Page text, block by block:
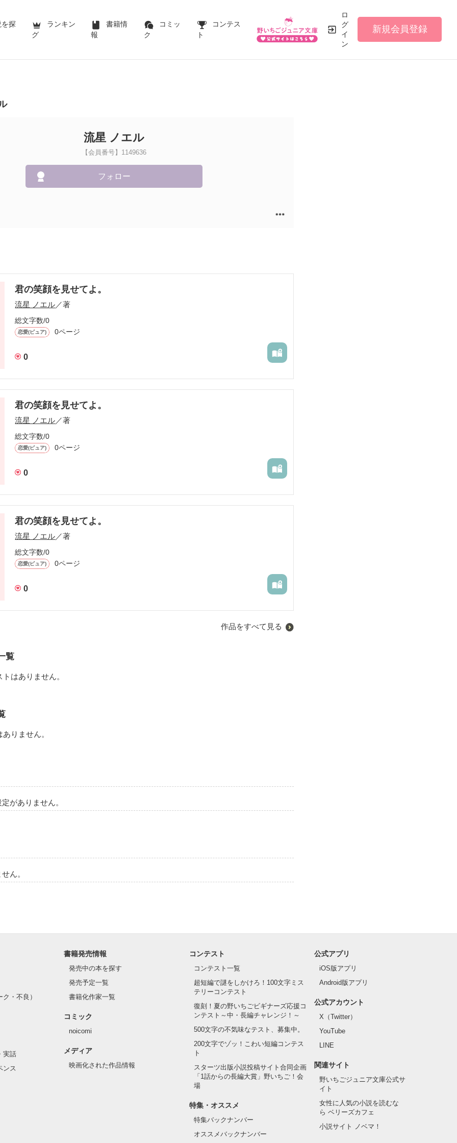
探
ランキン
グ
書籍情
報
コミッ
ク
コンテス
ト
ロ
グ
イ
ン
新規会員登録
流星 ノエル
【会員番号】1149636
フォロー
君の笑顔を見せてよ。
流星 ノエル／著
総文字数/0
恋愛(ピュア) 0ページ
0
君の笑顔を見せてよ。
流星 ノエル／著
総文字数/0
恋愛(ピュア) 0ページ
0
君の笑顔を見せてよ。
流星 ノエル／著
総文字数/0
恋愛(ピュア) 0ページ
0
作品をすべて見る
覧
はありません。
りません。
がありません。
ん。
・不良）
実話
ンス
書籍発売情報
発売中の本を探す
発売予定一覧
書籍化作家一覧
コミック
noicomi
メディア
映画化された作品情報
コンテスト
コンテスト一覧
超短編で謎をしかけろ！100文字ミス
テリーコンテスト
復刻！夏の野いちごビギナーズ応援コ
ンテスト～中・長編チャレンジ！～
500文字の不気味なテスト、募集中。
200文字でゾッ！こわい短編コンテス
ト
スターツ出版小説投稿サイト合同企画
「1話からの長編大賞」野いちご！会
場
特集・オススメ
特集バックナンバー
オススメバックナンバー
公式アプリ
iOS版アプリ
Android版アプリ
公式アカウント
X（Twitter）
YouTube
LINE
関連サイト
野いちごジュニア文庫公式サ
イト
女性に人気の小説を読むな
ら ベリーズカフェ
小説サイト ノベマ！